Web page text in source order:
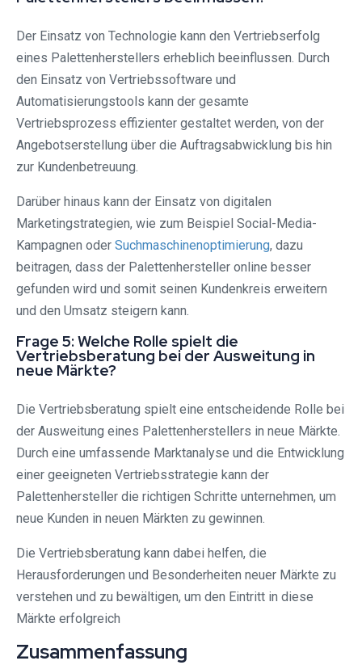
Der Einsatz von Technologie kann den Vertriebserfolg
eines Palettenherstellers erheblich beeinflussen. Durch
den Einsatz von Vertriebssoftware und
Automatisierungstools kann der gesamte
Vertriebsprozess effizienter gestaltet werden, von der
Angebotserstellung über die Auftragsabwicklung bis hin
zur Kundenbetreuung.
Darüber hinaus kann der Einsatz von digitalen
Marketingstrategien, wie zum Beispiel Social-Media-
Kampagnen oder Suchmaschinenoptimierung, dazu
beitragen, dass der Palettenhersteller online besser
gefunden wird und somit seinen Kundenkreis erweitern
und den Umsatz steigern kann.
Frage 5: Welche Rolle spielt die
Vertriebsberatung bei der Ausweitung in
neue Märkte?
Die Vertriebsberatung spielt eine entscheidende Rolle bei
der Ausweitung eines Palettenherstellers in neue Märkte.
Durch eine umfassende Marktanalyse und die Entwicklung
einer geeigneten Vertriebsstrategie kann der
Palettenhersteller die richtigen Schritte unternehmen, um
neue Kunden in neuen Märkten zu gewinnen.
Die Vertriebsberatung kann dabei helfen, die
Herausforderungen und Besonderheiten neuer Märkte zu
verstehen und zu bewältigen, um den Eintritt in diese
Märkte erfolgreich
Zusammenfassung